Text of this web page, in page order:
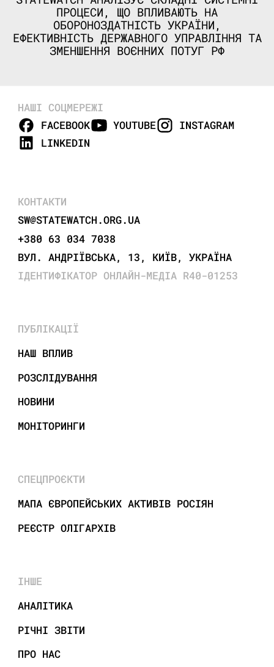
ПРОЦЕСИ, ЩО ВПЛИВАЮТЬ НА
ОБОРОНОЗДАТНІСТЬ УКРАЇНИ,
ЕФЕКТИВНІСТЬ ДЕРЖАВНОГО УПРАВЛІННЯ ТА
ЗМЕНШЕННЯ ВОЄННИХ ПОТУГ РФ
НАШІ СОЦМЕРЕЖІ
FACEBOOK
YOUTUBE
INSTAGRAM
LINKEDIN
КОНТАКТИ
SW@STATEWATCH.ORG.UA
+380 63 034 7038
ВУЛ. АНДРІЇВСЬКА, 13, КИЇВ, УКРАЇНА
ІДЕНТИФІКАТОР ОНЛАЙН-МЕДІА R40-01253
ПУБЛІКАЦІЇ
НАШ ВПЛИВ
РОЗСЛІДУВАННЯ
НОВИНИ
МОНІТОРИНГИ
СПЕЦПРОЄКТИ
МАПА ЄВРОПЕЙСЬКИХ АКТИВІВ РОСІЯН
РЕЄСТР ОЛІГАРХІВ
ІНШЕ
АНАЛІТИКА
РІЧНІ ЗВІТИ
ПРО НАС